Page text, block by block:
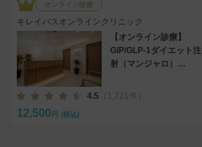
オンライン診療
キレイパスオンラインクリニック
【オンライン診療】
GIP/GLP-1ダイエット注
射（マンジャロ）
4.5 （1,721件）
12,500 円 (税込)